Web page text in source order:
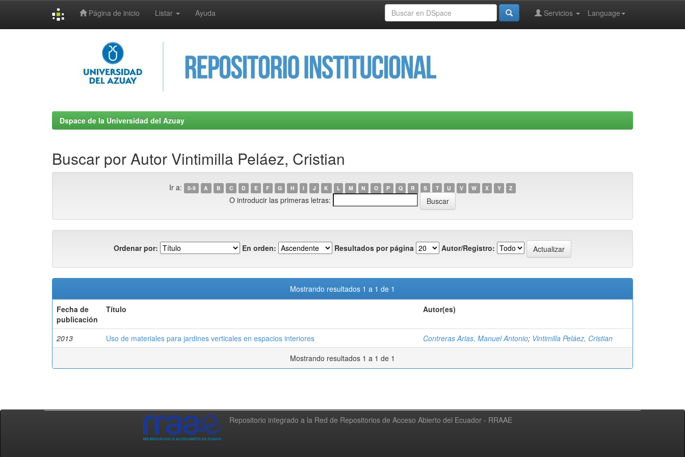
Página de inicio Listar Ayuda Language
Servicios
Dspace de la Universidad del Azuay
Buscar por Autor Vintimilla Peláez, Cristian
Ir a: 0-9 A B C D E F G H I J K L M N O P Q R S T U V W X Y Z
O introducir las primeras letras:
Ordenar por: En orden: Resultados por página Autor/Registro:
Mostrando resultados 1 a 1 de 1
Fecha de
publicación
Título Autor(es)
2013 Uso de materiales para jardines verticales en espacios interiores Contreras Arias, Manuel Antonio; Vintimilla Peláez, Cristian
Mostrando resultados 1 a 1 de 1
Repositorio integrado a la Red de Repositorios de Acceso Abierto del Ecuador - RRAAE